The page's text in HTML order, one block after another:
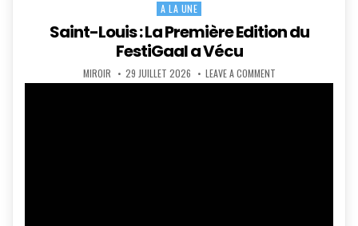
Posted
A LA UNE
Saint-Louis : La Première Edition du
FestiGaal a Vécu
AUTHOR:
MIROIR PUBLISHED
DATE:
29 JUILLET 2026 LEAVE A COMMENTON
SAINT-